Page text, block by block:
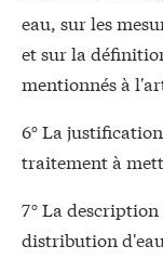
eau, sur les
et sur la
mentionnés à
6° La
traitement à
7° La
distribution